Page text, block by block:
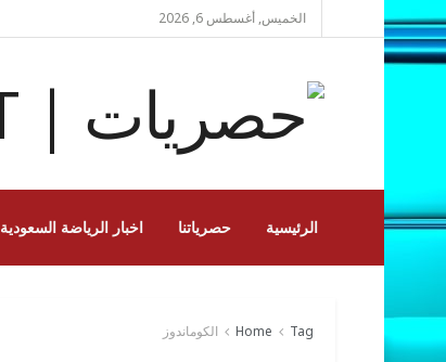
الخميس, أغسطس 6, 2026
الرئيسية حصرياتنا اخبار الرياضة السعودية
Home Tag الكوماندوز